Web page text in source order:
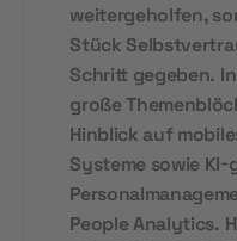
weitergeholfen,
Stück
Schritt gegeben.
große
Hinblick auf
Systeme sowie
People Analytics.